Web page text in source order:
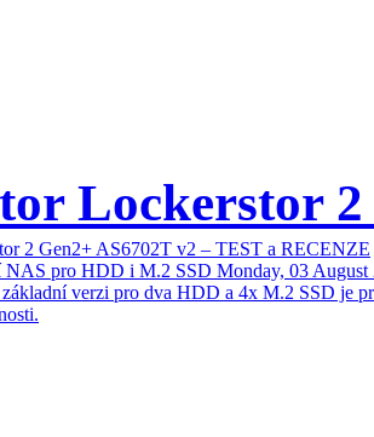
Lockerstor
2 Gen2+ AS6702T v2 – TEST a RECENZE
NAS pro HDD i M.2 SSD Monday, 03 August
verzi pro dva HDD a 4x M.2 SSD je